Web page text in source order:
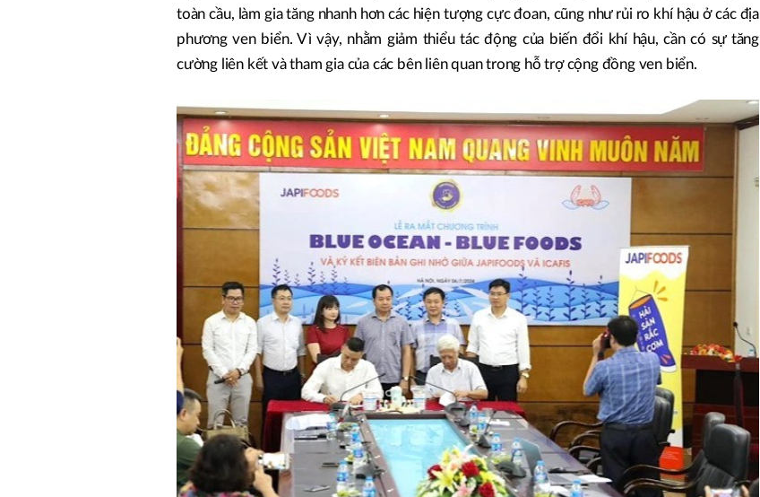
toàn cầu, làm gia tăng nhanh hơn các hiện tượng cực đoan, cũng như rủi ro khí hậu ở các địa
phương ven biển. Vì vậy, nhằm giảm thiểu tác động của biến đổi khí hậu, cần có sự tăng
cường liên kết và tham gia của các bên liên quan trong hỗ trợ cộng đồng ven biển.